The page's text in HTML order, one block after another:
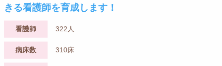
きる看護師を育成します！
看護師 322人
病床数 310床